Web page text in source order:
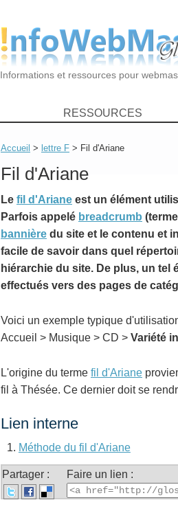
Informations et ressources pour
RESSOURCES
Accueil > lettre F > Fil d'Ariane
Fil d'Ariane
Le fil d'Ariane est un élément
Parfois appelé breadcrumb
bannière du site et le contenu et
facile de savoir dans quel
hiérarchie du site. De plus, un tel
effectués vers des pages de
Voici un exemple typique
Accueil > Musique > CD > Variété
L'origine du terme fil d'Ariane
fil à Thésée. Ce dernier doit se
Lien interne
Méthode du fil d'Ariane
Partager : Faire un lien :